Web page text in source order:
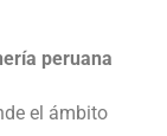
peruana
el ámbito